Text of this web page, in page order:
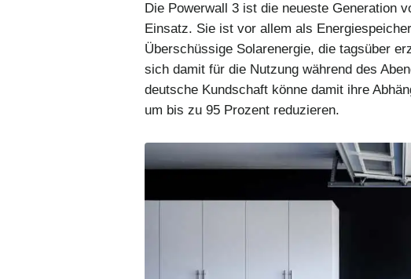
Die Powerwall 3 ist die neueste Generation
Einsatz. Sie ist vor allem als
Überschüssige Solarenergie, die tagsüber
sich damit für die Nutzung während des
deutsche Kundschaft könne damit ihre
um bis zu 95 Prozent reduzieren.